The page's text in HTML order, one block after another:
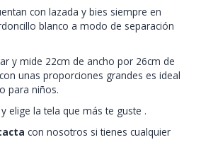
con lazada y bies siempre en
blanco a modo de separación
y mide 22cm de ancho por 26cm de
unas proporciones grandes es ideal
para niños.
elige la tela que más te guste .
con nosotros si tienes cualquier